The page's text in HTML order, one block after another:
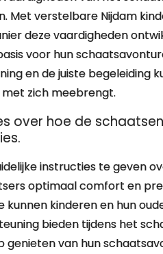
Met verstelbare Nijdam
deze vaardigheden
voor hun
en de juiste begeleiding
met zich meebrengt.
over hoe de
instructies te geven
optimaal comfort en
kinderen en hun
bieden tijdens het
van hun